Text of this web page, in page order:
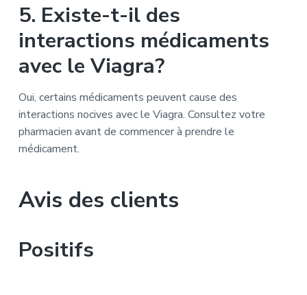
5. Existe-t-il des
interactions médicaments
avec le Viagra?
Oui, certains médicaments peuvent cause des
interactions nocives avec le Viagra. Consultez votre
pharmacien avant de commencer à prendre le
médicament.
Avis des clients
Positifs